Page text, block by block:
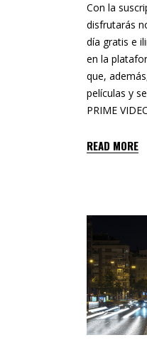
Con la
disfrutarás
día gratis e
en la
que,
películas y
PRIME
READ MORE